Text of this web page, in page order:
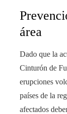
área
Dado que la
Cinturón de
erupciones
países de la
afectados